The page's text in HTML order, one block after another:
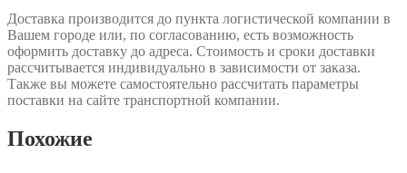
Доставка производится до пункта логистической компании в
Вашем городе или, по согласованию, есть возможность
оформить доставку до адреса. Стоимость и сроки доставки
рассчитывается индивидуально в зависимости от заказа.
Также вы можете самостоятельно рассчитать параметры
поставки на сайте транспортной компании.
Похожие